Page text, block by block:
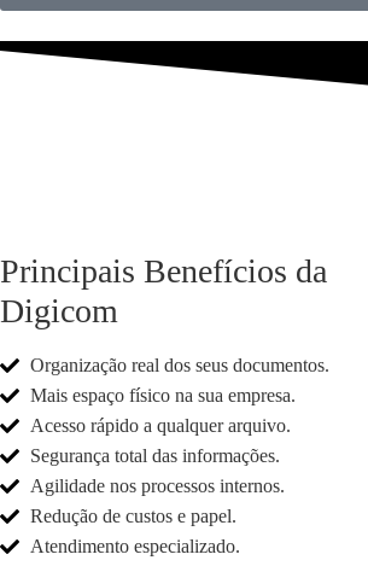
Principais Benefícios da
Digicom
Organização real dos seus documentos.
Mais espaço físico na sua empresa.
Acesso rápido a qualquer arquivo.
Segurança total das informações.
Agilidade nos processos internos.
Redução de custos e papel.
Atendimento especializado.